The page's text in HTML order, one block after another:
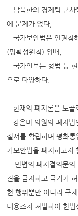
- 남북한의 경제력 군
에 문제가 없다,
- 국가보안법은 인권침
(명확성원칙) 위배,
- 국가안보는 형법 등
으로 다양하다.
현재의 폐지론은 노골
강은미 의원의 폐지법
질서를 확립하며 평화
가보안법을 폐지하고자
민볍의 폐지결의문의
견을 금지하고 국가가
현 행위뿐만 아니라 구
내용조차 처벌하여 헌